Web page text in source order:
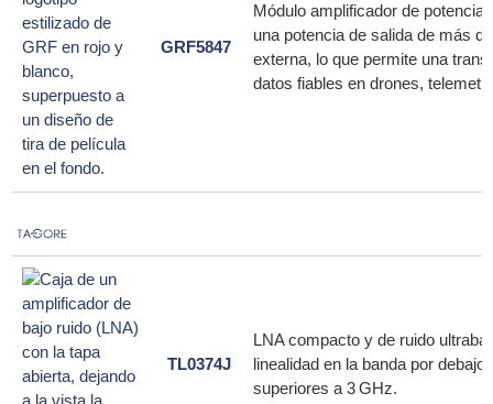
GRF5847
Módulo amplificador de potencia
una potencia de salida de más
externa, lo que permite una
datos fiables en drones,
TL0374J
LNA compacto y de ruido
linealidad en la banda por
superiores a 3 GHz.